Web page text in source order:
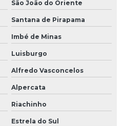
São João do Oriente
Santana de Pirapama
Imbé de Minas
Luisburgo
Alfredo Vasconcelos
Alpercata
Riachinho
Estrela do Sul